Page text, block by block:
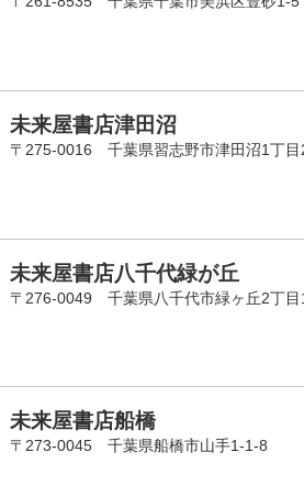
未来屋書店津田沼
〒275-0016 千葉県習志野市津田沼1丁目
未来屋書店八千代緑が丘
〒276-0049 千葉県八千代市緑ヶ丘2丁目
未来屋書店船橋
〒273-0045 千葉県船橋市山手1-1-8